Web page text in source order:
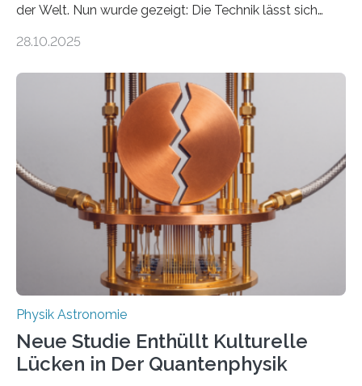
der Welt. Nun wurde gezeigt: Die Technik lässt sich
fundamentalen Physik nachzugehen. Thorium-
Messungen verwenden. Das hatte man jahrzehntelang
vermutet, weltweit war nach den passenden
Atomkern-Zuständen gesucht worden, 2024 gelang
einem Team der TU Wien mit Unterstützung
internationaler Partner der entscheidende Durchbruch:
Der lange diskutierte Thorium-Kernübergang wurde
gefunden. Kurz darauf konnte man zeigen, dass sich
Thorium tatsächlich nutzen lässt, um hochpräzise…
28.10.2025
Physik Astronomie
Neue Studie Enthüllt Kulturelle
Lücken in Der Quantenphysik